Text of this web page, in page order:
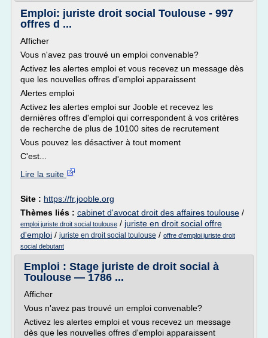
Emploi: juriste droit social Toulouse - 997
offres d ...
Afficher
Vous n'avez pas trouvé un emploi convenable?
Activez les alertes emploi et vous recevez un message dès
que les nouvelles offres d'emploi apparaissent
Alertes emploi
Activez les alertes emploi sur Jooble et recevez les
dernières offres d'emploi qui correspondent à vos critères
de recherche de plus de 10100 sites de recrutement
Vous pouvez les désactiver à tout moment
C'est...
Lire la suite
Site : https://fr.jooble.org
Thèmes liés : cabinet d'avocat droit des affaires toulouse /
emploi juriste droit social toulouse / juriste en droit social offre
d'emploi / juriste en droit social toulouse / offre d'emploi juriste droit
social debutant
Emploi : Stage juriste de droit social à
Toulouse — 1786 ...
Afficher
Vous n'avez pas trouvé un emploi convenable?
Activez les alertes emploi et vous recevez un message
dès que les nouvelles offres d'emploi apparaissent